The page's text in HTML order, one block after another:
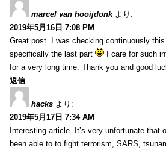
marcel van hooijdonk より:
2019年5月16日 7:08 PM
Great post. I was checking continuously
specifically the last part
I care for such
for a very long time. Thank you and good
返信
hacks より:
2019年5月17日 7:34 AM
Interesting article. It’s very unfortunate
been able to to fight terrorism, SARS,